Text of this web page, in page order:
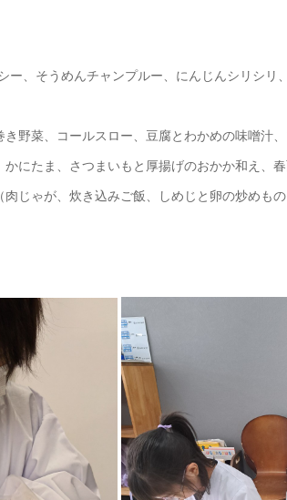
ー、そうめんチャンプルー、にんじんシリシ
き野菜、コールスロー、豆腐とわかめの味噌汁
にたま、さつまいもと厚揚げのおかか和え、春
じゃが、炊き込みご飯、しめじと卵の炒めも